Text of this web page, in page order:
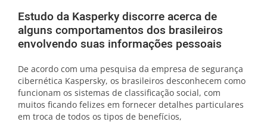
vietnamese
Estudo da Kasperky discorre acerca de
alguns comportamentos dos brasileiros
envolvendo suas informações pessoais
De acordo com uma pesquisa da empresa de segurança
cibernética Kaspersky, os brasileiros desconhecem como
funcionam os sistemas de classificação social, com
muitos ficando felizes em fornecer detalhes particulares
em troca de todos os tipos de benefícios,